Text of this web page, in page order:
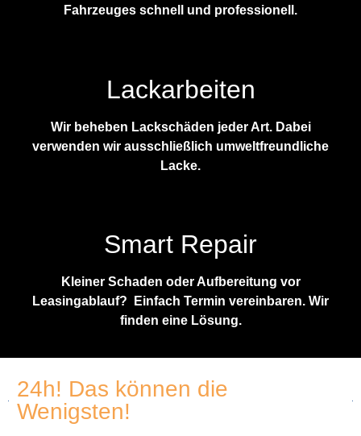
Fahrzeuges schnell und professionell.
Lackarbeiten
Wir beheben Lackschäden jeder Art. Dabei
verwenden wir ausschließlich umweltfreundliche
Lacke.
Smart Repair
Kleiner Schaden oder Aufbereitung vor
Leasingablauf? Einfach Termin vereinbaren. Wir
finden eine Lösung.
24h! Das können die
Wenigsten!